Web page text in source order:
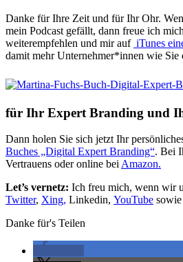
Danke für Ihre Zeit und für Ihr Ohr.
mein Podcast gefällt, dann freue ich
weiterempfehlen und mir auf iTunes
damit mehr Unternehmer*innen wie Sie
für Ihr Expert Branding und
Dann holen Sie sich jetzt Ihr
Buches „Digital Expert Branding“. Bei
Vertrauens oder online bei Amazon.
Let’s vernetz: Ich freu mich, wenn wir
Twitter, Xing, Linkedin, YouTube sowie
Danke für's Teilen